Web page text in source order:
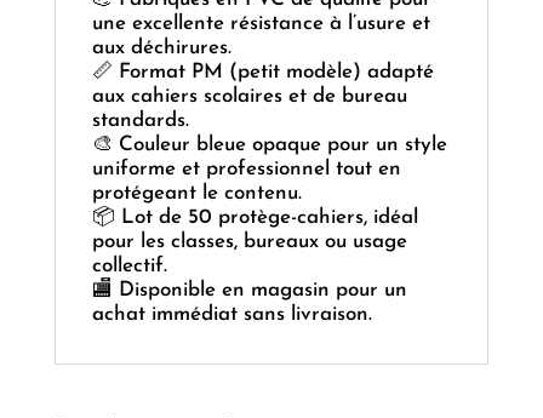
une excellente résistance à l’usure et
aux déchirures.
📏 Format PM (petit modèle) adapté
aux cahiers scolaires et de bureau
standards.
🎨 Couleur bleue opaque pour un style
uniforme et professionnel tout en
protégeant le contenu.
📦 Lot de 50 protège-cahiers, idéal
pour les classes, bureaux ou usage
collectif.
🏬 Disponible en magasin pour un
achat immédiat sans livraison.